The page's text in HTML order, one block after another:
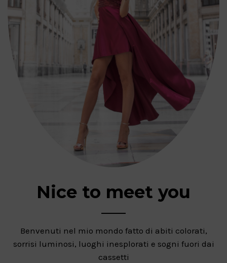
Nice to meet you
Benvenuti nel mio mondo fatto di abiti colorati,
sorrisi luminosi, luoghi inesplorati e sogni fuori dai
cassetti